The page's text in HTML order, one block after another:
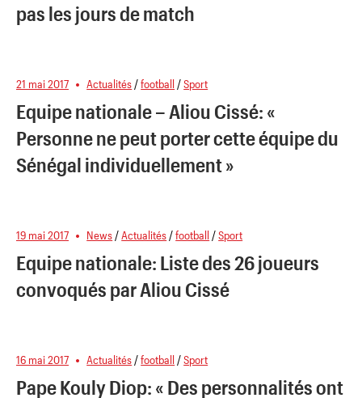
pas les jours de match
21 mai 2017 Actualités /football /Sport
Equipe nationale – Aliou Cissé: «
Personne ne peut porter cette équipe du
Sénégal individuellement »
19 mai 2017 News /Actualités /football /Sport
Equipe nationale: Liste des 26 joueurs
convoqués par Aliou Cissé
16 mai 2017 Actualités /football /Sport
Pape Kouly Diop: « Des personnalités ont